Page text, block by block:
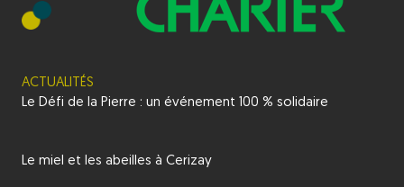
ACTUALITÉS
Le Défi de la Pierre : un événement 100 % solidaire
Le miel et les abeilles à Cerizay